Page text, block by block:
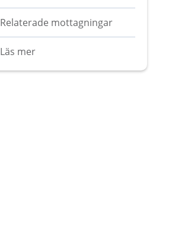
Relaterade mottagningar
Läs mer